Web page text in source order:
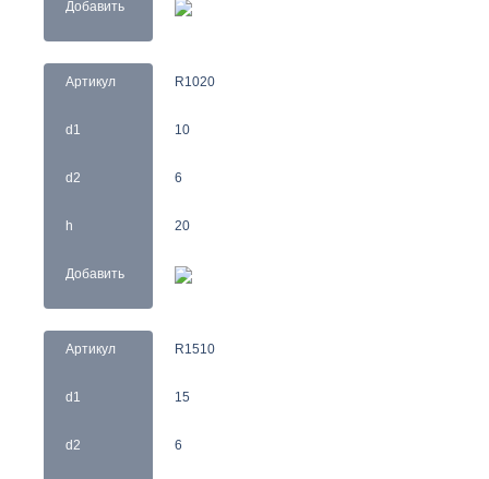
Добавить
Артикул
d1
d2
h
Добавить
R1020
10
6
20
Артикул
d1
d2
R1510
15
6